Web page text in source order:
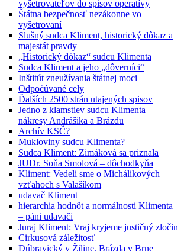
vyšetrovateľov do spisov operatívy
Štátna bezpečnosť nezákonne vo
vyšetrovaní
Slušný sudca Kliment, historický dôkaz a
majestát pravdy
„Historický dôkaz“ sudcu Klimenta
Sudca Kliment a jeho „dôverníci“
Inštitút zneužívania štátnej moci
Odpočúvané cely
Ďalších 2500 strán utajených spisov
Jedno z klamstiev sudcu Klimenta –
nákresy Andrášika a Brázdu
Archív KSČ?
Mukloviny sudcu Klimenta?
Sudca Kliment: Zimáková sa priznala
JUDr. Soňa Smolová – dôchodkyňa
Kliment: Vedeli sme o Michálikových
vzťahoch s Valašíkom
udavač Kliment
hierarchia hodnôt a normálnosti Klimenta
– páni udavači
Juraj Kliment: Vraj kryjeme justičný zločin
Cirkusová záležitosť
Dúbravický v Žiline, Brázda v Brne